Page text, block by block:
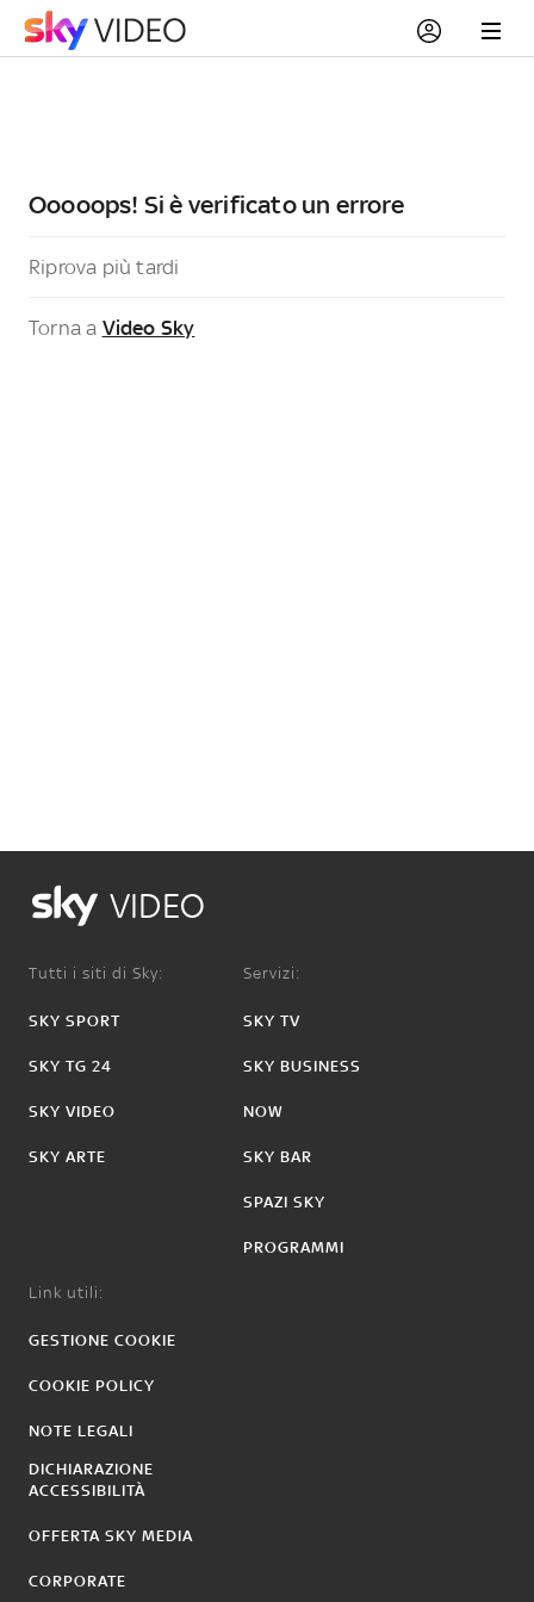
Ooooops! Si è verificato un errore
Riprova più tardi
Torna a Video Sky
VIDEO
Tutti i siti di Sky:
SKY SPORT
SKY TG 24
SKY VIDEO
SKY ARTE
Servizi:
SKY TV
SKY BUSINESS
NOW
SKY BAR
SPAZI SKY
PROGRAMMI
Link utili:
GESTIONE COOKIE
COOKIE POLICY
NOTE LEGALI
DICHIARAZIONE
ACCESSIBILITÀ
OFFERTA SKY MEDIA
CORPORATE